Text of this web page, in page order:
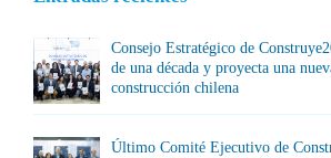
Consejo Estratégico de
de una década y proyecta una
construcción chilena
Último Comité Ejecutivo de